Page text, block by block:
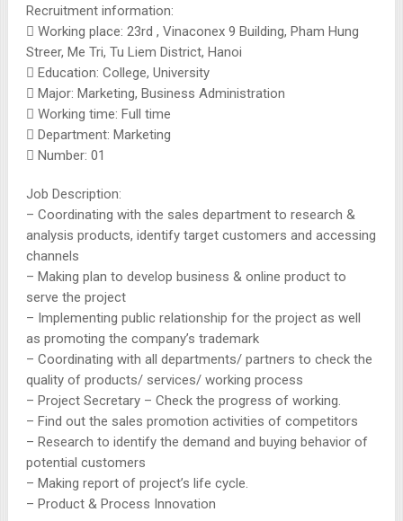
Recruitment information:
 Working place: 23rd , Vinaconex 9 Building, Pham Hung
Streer, Me Tri, Tu Liem District, Hanoi
 Education: College, University
 Major: Marketing, Business Administration
 Working time: Full time
 Department: Marketing
 Number: 01
Job Description:
– Coordinating with the sales department to research &
analysis products, identify target customers and accessing
channels
– Making plan to develop business & online product to
serve the project
– Implementing public relationship for the project as well
as promoting the company’s trademark
– Coordinating with all departments/ partners to check the
quality of products/ services/ working process
– Project Secretary – Check the progress of working.
– Find out the sales promotion activities of competitors
– Research to identify the demand and buying behavior of
potential customers
– Making report of project’s life cycle.
– Product & Process Innovation